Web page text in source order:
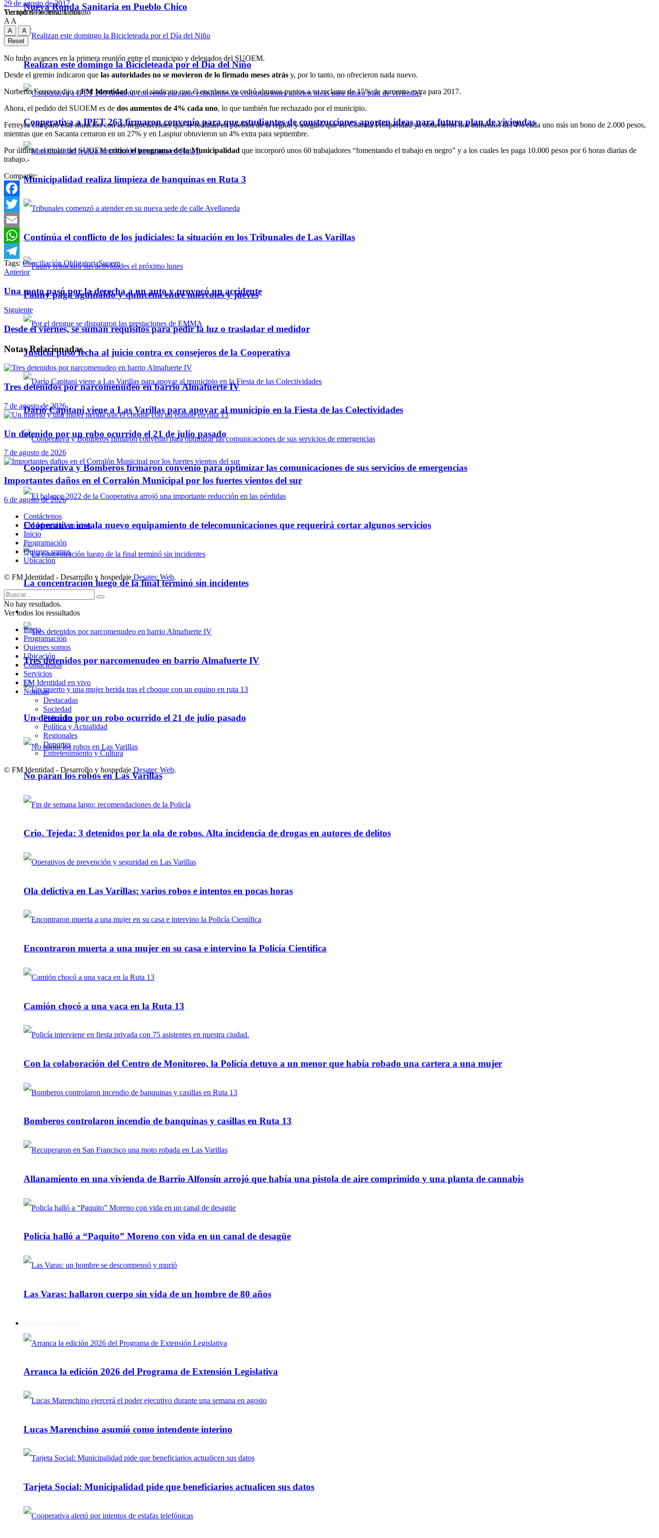
Nueva Ronda Sanitaria en Pueblo Chico
Realizan este domingo la Bicicleteada por el Día del Niño
Cooperativa a IPET 263 firmaron convenio para que estudiantes de construcciones aporten ideas para futuro plan de viviendas
Municipalidad realiza limpieza de banquinas en Ruta 3
Continúa el conflicto de los judiciales: la situación en los Tribunales de Las Varillas
Pauny paga aguinaldo y quincena entre miércoles y jueves
Justicia puso fecha al juicio contra ex consejeros de la Cooperativa
Darío Capitani viene a Las Varillas para apoyar al municipio en la Fiesta de las Colectividades
Cooperativa y Bomberos firmaron convenio para optimizar las comunicaciones de sus servicios de emergencias
Cooperativa instala nuevo equipamiento de telecomunicaciones que requerirá cortar algunos servicios
La concentración luego de la final terminó sin incidentes
Policiales
Tres detenidos por narcomenudeo en barrio Almafuerte IV
Un detenido por un robo ocurrido el 21 de julio pasado
No paran los robos en Las Varillas
Crio. Tejeda: 3 detenidos por la ola de robos. Alta incidencia de drogas en autores de delitos
Ola delictiva en Las Varillas: varios robos e intentos en pocas horas
Encontraron muerta a una mujer en su casa e intervino la Policía Científica
Camión chocó a una vaca en la Ruta 13
Con la colaboración del Centro de Monitoreo, la Policía detuvo a un menor que había robado una cartera a una mujer
Bomberos controlaron incendio de banquinas y casillas en Ruta 13
Allanamiento en una vivienda de Barrio Alfonsín arrojó que había una pistola de aire comprimido y una planta de cannabis
Policía halló a “Paquito” Moreno con vida en un canal de desagüe
Las Varas: hallaron cuerpo sin vida de un hombre de 80 años
Arranca la edición 2026 del Programa de Extensión Legislativa
Lucas Marenchino asumió como intendente interino
Tarjeta Social: Municipalidad pide que beneficiarios actualicen sus datos
Ver todos los ressultados
29 de agosto de 2017
Tiempo de lectura: 1 minuto
A A
A
A
Reset
No hubo avances en la primera reunión entre el municipio y delegados del SUOEM.
Desde el gremio indicaron que las autoridades no se movieron de lo firmado meses atrás y, por lo tanto, no ofrecieron nada nuevo.
Norberto Ferreyra dijo aFM Identidadque el sindicato que él encabeza ya cedió algunos puntos a su reclamo de 15% de aumento extra para 2017.
Ahora, el pedido del SUOEM es de dos aumentos de 4% cada uno, lo que también fue rechazado por el municipio.
Ferreyra comparó esta situación con las negociaciones que se realizan en pueblos de la región y aseguró que en Colonia Prosperidad ya obtuvieron dos aumentos del 4% cada uno más un bono de 2.000 pesos,
mientras que en Sacanta cerraron en un 27% y en Laspiur obtuvieron un 4% extra para septiembre.
Por último, el titular del SUOEMcriticó el programa de la Municipalidad que incorporó unos 60 trabajadores “fomentando el trabajo en negro” y a los cuales les paga 10.000 pesos por 6 horas diarias de
trabajo.-
Compartir:
Facebook
Twitter
Email
WhatsApp
Telegram
Tags: Conciliación ObligatoriaSuoem
Anterior
Una moto pasó por la derecha a un auto y provocó un accidente
Siguiente
Desde el viernes, se suman requisitos para pedir la luz o trasladar el medidor
NotasRelacionadas
Tres detenidos por narcomenudeo en barrio Almafuerte IV
7 de agosto de 2026
Un detenido por un robo ocurrido el 21 de julio pasado
7 de agosto de 2026
Importantes daños en el Corralón Municipal por los fuertes vientos del sur
6 de agosto de 2026
Contáctenos
FM Identidad en vivo
Inicio
Programación
Quienes somos
Ubicación
© FM Identidad - Desarrollo y hospedaje Desatec Web.
No hay resultados.
Ver todos los ressultados
Inicio
Programación
Quienes somos
Ubicación
Contáctenos
Servicios
FM Identidad en vivo
Noticias
Destacadas
Sociedad
Policiales
Política y Actualidad
Regionales
Deportes
Entretenimiento y Cultura
© FM Identidad - Desarrollo y hospedaje Desatec Web.